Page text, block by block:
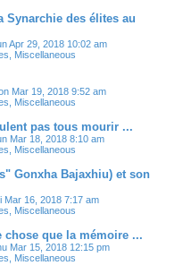
Synarchie des élites au
Apr 29, 2018 10:02 am
Miscellaneous
Mar 19, 2018 9:52 am
Miscellaneous
pas tous mourir ...
Mar 18, 2018 8:10 am
Miscellaneous
Gonxha Bajaxhiu) et son
Mar 16, 2018 7:17 am
Miscellaneous
chose que la mémoire ...
Mar 15, 2018 12:15 pm
Miscellaneous